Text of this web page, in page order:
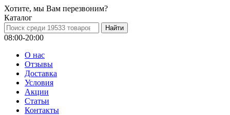
Хотите, мы Вам перезвоним?
Каталог
08:00-20:00
О нас
Отзывы
Доставка
Условия
Aкции
Статьи
Контакты